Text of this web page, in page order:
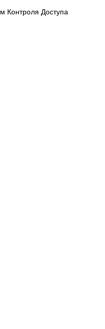
Контроля Доступа